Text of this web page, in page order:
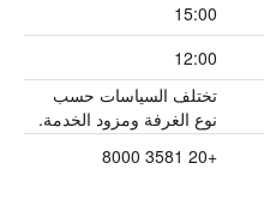
15:00
12:00
تختلف السياسات حسب
نوع الغرفة ومزود الخدمة.
+20 3581 8000